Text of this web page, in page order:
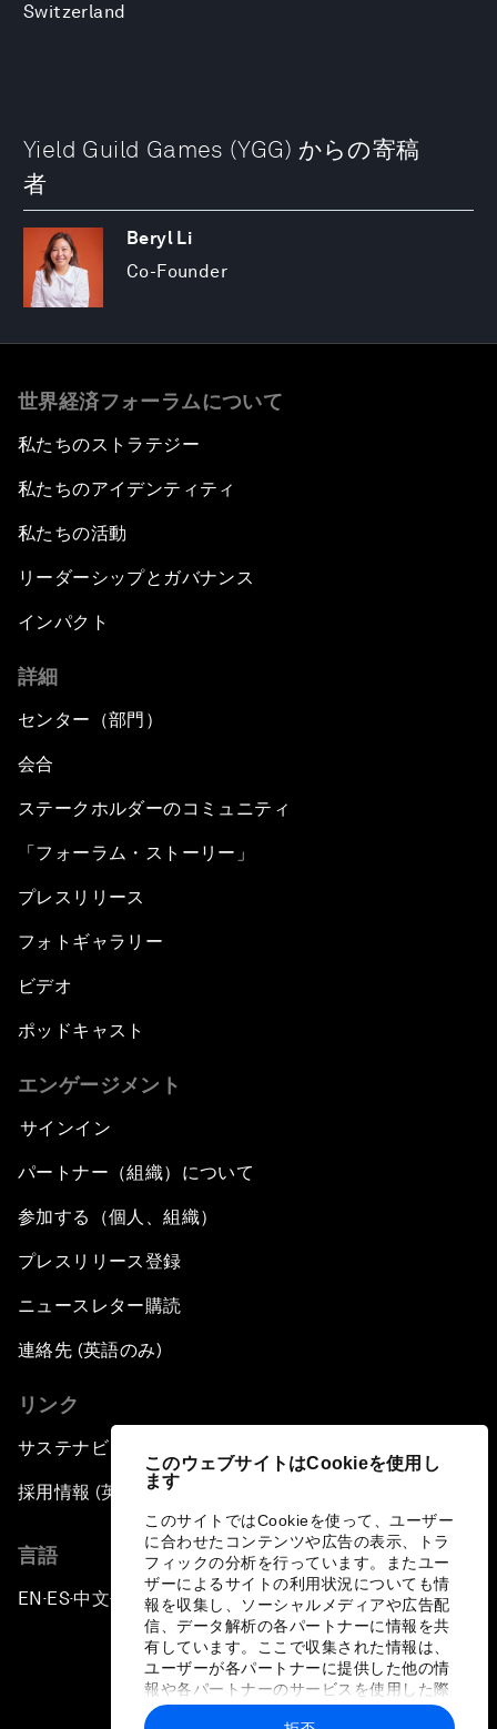
このウェブサイトはCookieを使用し
ます
このサイトではCookieを使って、ユーザー
に合わせたコンテンツや広告の表示、トラ
フィックの分析を行っています。またユー
ザーによるサイトの利用状況についても情
報を収集し、ソーシャルメディアや広告配
信、データ解析の各パートナーに情報を共
有しています。ここで収集された情報は、
ユーザーが各パートナーに提供した他の情
報や各パートナーのサービスを使用した際
に収集された情報と組み合わされ、各パー
Switzerland
Yield Guild Games (YGG) からの寄稿
者
Beryl Li
Co-Founder
世界経済フォーラムについて
私たちのストラテジー
私たちのアイデンティティ
私たちの活動
リーダーシップとガバナンス
インパクト
詳細
センター（部門）
会合
ステークホルダーのコミュニティ
「フォーラム・ストーリー」
プレスリリース
フォトギャラリー
ビデオ
ポッドキャスト
エンゲージメント
サインイン
パートナー（組織）について
参加する（個人、組織）
プレスリリース登録
ニュースレター購読
連絡先 (英語のみ)
リンク
サステナビリティへの取り組み
採用情報 (英語のみ)
言語
EN ▪ ES▪中文▪ 日本語